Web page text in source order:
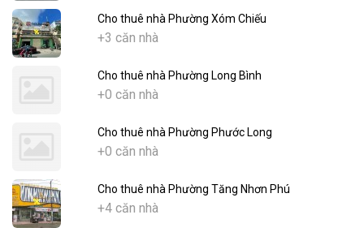
Cho thuê nhà Phường Xóm Chiếu
+3 căn nhà
Cho thuê nhà Phường Long Bình
+0 căn nhà
Cho thuê nhà Phường Phước Long
+0 căn nhà
Cho thuê nhà Phường Tăng Nhơn Phú
+4 căn nhà